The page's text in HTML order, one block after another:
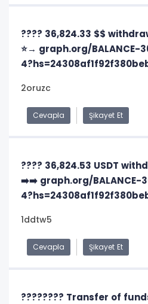
???? 36,824.33 $$
⭐→ graph.org/BALANCE-
2oruzc
Cevapla Şikayet Et
???? 36,824.53 USDT
➡️➡️ graph.org/BALANCE-
1ddtw5
Cevapla Şikayet Et
???????? Transfer of